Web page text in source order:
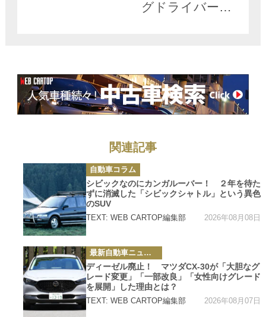
グドライバーが
関連記事
カ
テ
ゴ
リ
ー
自動車コラム
シビックなのにカンガルーバー！ ２年を待た
ずに消滅した「シビックシャトル」という異色
のSUV
TEXT: WEB CARTOP編集部 2026年08月08日
カ
テ
ゴ
リ
ー
最新自動車ニュース
ディーゼル廃止！ マツダCX-30が「大胆なグ
レード変更」「一部改良」「女性向けグレード
を展開」した理由とは？
TEXT: WEB CARTOP編集部 2026年08月07日